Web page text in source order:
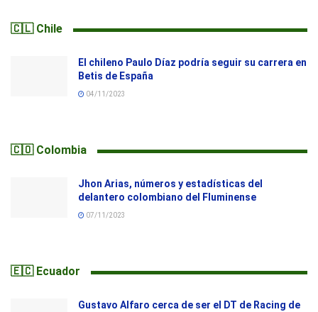
🇨🇱 Chile
El chileno Paulo Díaz podría seguir su carrera en
Betis de España
04/11/2023
🇨🇴 Colombia
Jhon Arias, números y estadísticas del
delantero colombiano del Fluminense
07/11/2023
🇪🇨 Ecuador
Gustavo Alfaro cerca de ser el DT de Racing de